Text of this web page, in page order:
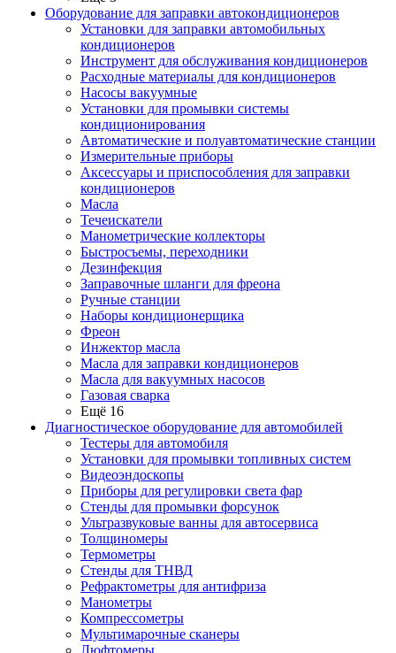
Оборудование для заправки автокондиционеров
Установки для заправки автомобильных
кондиционеров
Инструмент для обслуживания кондиционеров
Расходные материалы для кондиционеров
Насосы вакуумные
Установки для промывки системы
кондиционирования
Автоматические и полуавтоматические станции
Измерительные приборы
Аксессуары и приспособления для заправки
кондиционеров
Масла
Течеискатели
Манометрические коллекторы
Быстросъемы, переходники
Дезинфекция
Заправочные шланги для фреона
Ручные станции
Наборы кондиционерщика
Фреон
Инжектор масла
Масла для заправки кондиционеров
Масла для вакуумных насосов
Газовая сварка
Ещё 16
Диагностическое оборудование для автомобилей
Тестеры для автомобиля
Установки для промывки топливных систем
Видеоэндоскопы
Приборы для регулировки света фар
Стенды для промывки форсунок
Ультразвуковые ванны для автосервиса
Толщиномеры
Термометры
Стенды для ТНВД
Рефрактометры для антифриза
Манометры
Компрессометры
Мультимарочные сканеры
Люфтомеры